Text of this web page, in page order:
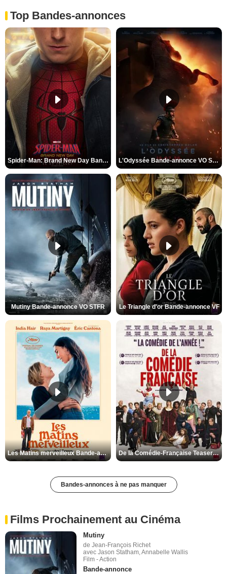
Top Bandes-annonces
Spider-Man: Brand New Day Bande-annonce VO STFR L'Odyssée Bande-annonce VO STFR
Mutiny Bande-annonce VO STFR Le Triangle d'or Bande-annonce VF
Les Matins merveilleux Bande-annonce VF De la Comédie-Française Teaser VF
Bandes-annonces à ne pas manquer
Films Prochainement au Cinéma
Mutiny
de Jean-François Richet
avec Jason Statham, Annabelle Wallis
Film - Action
Bande-annonce